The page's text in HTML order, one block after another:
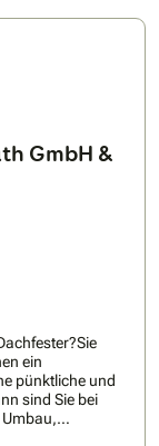
GmbH &
ein
pünktliche und
sind Sie bei